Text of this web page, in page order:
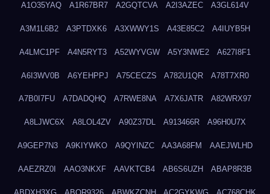
A1O35YAQ A1R67BR7 A2GQTCVA A2I3AZEC A3GL614V
A3M1L6B2 A3PTDXK6 A3XWWY1S A43E85C2 A4IUYB5H
A4LMC1PF A4N5RYT3 A52WYVGW A5Y3NWE2 A627I8F1
A6I3WV0B A6YEHPPJ A75CECZS A782U1QR A78T7XR0
A7B0I7FU A7DADQHQ A7RWE8NA A7X6JATR A82WRX97
A8LJWC6X A8LOL4ZV A90Z37DL A913466R A96H0U7X
A9GEP7N3 A9KIYWKO A9QYINZC AA3A68FM AAEJWLHD
AAEZRZ0I AAO3NKXF AAVKTCB4 AB6S6UZH ABAP8R3B